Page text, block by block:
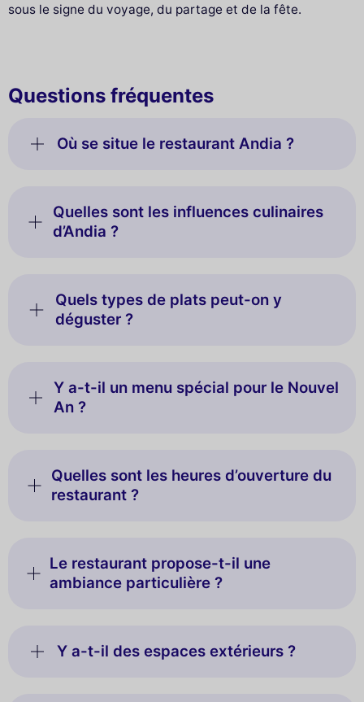
sous le signe du voyage, du partage et de la fête.
Questions fréquentes
Où se situe le restaurant Andia ?
Quelles sont les influences culinaires
d’Andia ?
Quels types de plats peut-on y
déguster ?
Y a-t-il un menu spécial pour le Nouvel
An ?
Quelles sont les heures d’ouverture du
restaurant ?
Le restaurant propose-t-il une
ambiance particulière ?
Y a-t-il des espaces extérieurs ?